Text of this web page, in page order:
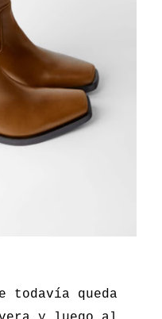
todavía queda